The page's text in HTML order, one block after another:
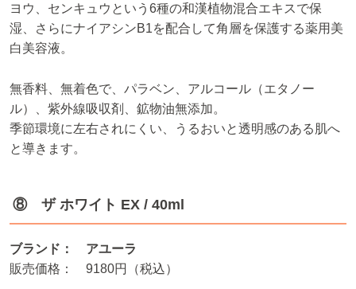
ヨウ、センキュウという6種の和漢植物混合エキスで保
湿、さらにナイアシンB1を配合して角層を保護する薬用美
白美容液。
無香料、無着色で、パラベン、アルコール（エタノー
ル）、紫外線吸収剤、鉱物油無添加。
季節環境に左右されにくい、うるおいと透明感のある肌へ
と導きます。
⑧ ザ ホワイト EX / 40ml
ブランド： アユーラ
販売価格： 9180円（税込）